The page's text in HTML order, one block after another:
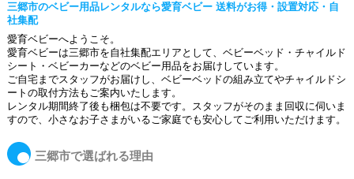
三郷市のベビー用品レンタルなら愛育ベビー 送料がお得・設置対応・自
社集配
愛育ベビーへようこそ。
愛育ベビーは三郷市を自社集配エリアとして、ベビーベッド・チャイルド
シート・ベビーカーなどのベビー用品をお届けしています。
ご自宅までスタッフがお届けし、ベビーベッドの組み立てやチャイルドシ
ートの取付方法もご案内いたします。
レンタル期間終了後も梱包は不要です。スタッフがそのまま回収に伺いま
すので、小さなお子さまがいるご家庭でも安心してご利用いただけます。
三郷市で選ばれる理由